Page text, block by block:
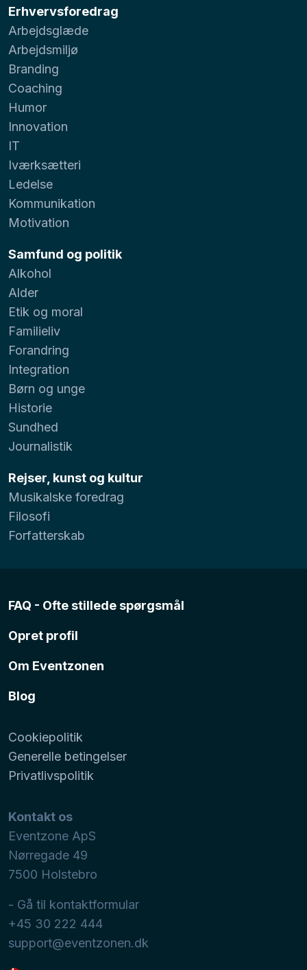
Erhvervsforedrag
Arbejdsglæde
Arbejdsmiljø
Branding
Coaching
Humor
Innovation
IT
Iværksætteri
Ledelse
Kommunikation
Motivation
Samfund og politik
Alkohol
Alder
Etik og moral
Familieliv
Forandring
Integration
Børn og unge
Historie
Sundhed
Journalistik
Rejser, kunst og kultur
Musikalske foredrag
Filosofi
Forfatterskab
FAQ - Ofte stillede spørgsmål
Opret profil
Om Eventzonen
Blog
Cookiepolitik
Generelle betingelser
Privatlivspolitik
Kontakt os
Eventzone ApS
Nørregade 49
7500 Holstebro
- Gå til kontaktformular
+45 30 222 444
support@eventzonen.dk